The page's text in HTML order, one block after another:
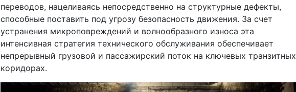
переводов, нацеливаясь непосредственно на структурные дефекты,
способные поставить под угрозу безопасность движения. За счет
устранения микроповреждений и волнообразного износа эта
интенсивная стратегия технического обслуживания обеспечивает
непрерывный грузовой и пассажирский поток на ключевых транзитных
коридорах.